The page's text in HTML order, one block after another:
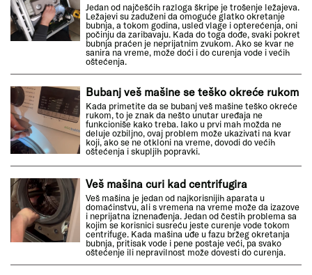
Jedan od najčešćih razloga škripe je trošenje ležajeva.
Ležajevi su zaduženi da omoguće glatko okretanje
bubnja, a tokom godina, usled vlage i opterećenja, oni
počinju da zaribavaju. Kada do toga dođe, svaki pokret
bubnja praćen je neprijatnim zvukom. Ako se kvar ne
sanira na vreme, može doći i do curenja vode i većih
oštećenja.
Bubanj veš mašine se teško okreće rukom
Kada primetite da se bubanj veš mašine teško okreće
rukom, to je znak da nešto unutar uređaja ne
funkcioniše kako treba. Iako u prvi mah možda ne
deluje ozbiljno, ovaj problem može ukazivati na kvar
koji, ako se ne otkloni na vreme, dovodi do većih
oštećenja i skupljih popravki.
Veš mašina curi kad centrifugira
Veš mašina je jedan od najkorisnijih aparata u
domaćinstvu, ali s vremena na vreme može da izazove
i neprijatna iznenađenja. Jedan od čestih problema sa
kojim se korisnici susreću jeste curenje vode tokom
centrifuge. Kada mašina uđe u fazu bržeg okretanja
bubnja, pritisak vode i pene postaje veći, pa svako
oštećenje ili nepravilnost može dovesti do curenja.